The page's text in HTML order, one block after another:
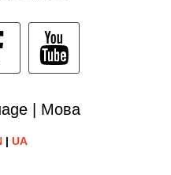
| Мова
| UA